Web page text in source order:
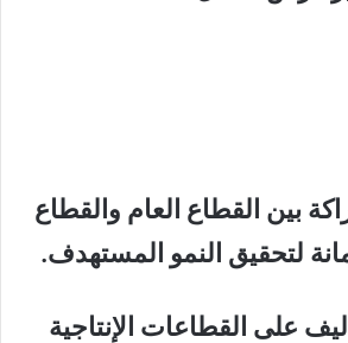
بين القطاع العام والقطاع
لتحقيق النمو المستهدف.
على القطاعات الإنتاجية